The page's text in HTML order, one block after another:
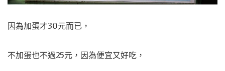
因為加蛋才30元而已，
不加蛋也不過25元， 因為便宜又好吃，